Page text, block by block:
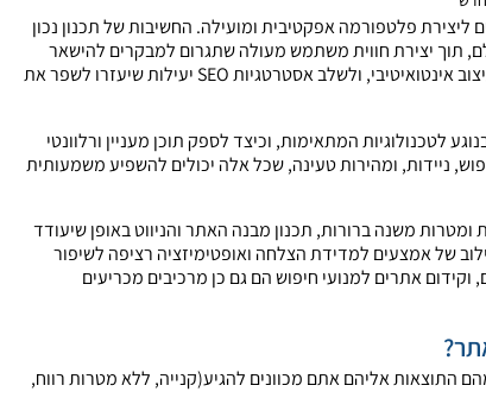
פלטפורמה אפקטיבית ומועילה. החשיבות של תכנון נכון
תוך יצירת חווית משתמש מעולה שתגרום למבקרים להישאר
ולפעול. תכנון מדוקדק מאפשר למקסם את הנגישות, להבטיח עיצוב אינטואיטיבי, ולשלב אסטרטגיות SEO יעילות שיעזרו לשפר את
לטכנולוגיות המתאימות, וכיצד לספק תוכן מעניין ורלוונטי
ניידות, ומהירות טעינה, שכל אלה יכולים להשפיע משמעותית
משנה ברורות, תכנון מבנה האתר והניווט באופן שיעודד
של אמצעים למדידת הצלחה ואופטימיזציה רציפה לשיפור
אתרים למנועי חיפוש הם גם כן מרכיבים מכריעים
אליהם אתם מכוונים להגיע(קנייה, ללא מטרות רווח,